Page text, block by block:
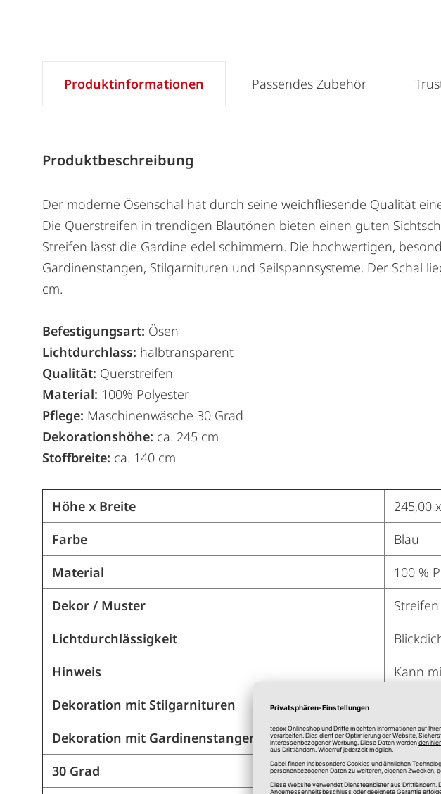
Produktinformationen
Produktbeschreibung
Der moderne Ösenschal hat durch seine weichfliesende Qualität
Die Querstreifen in trendigen Blautönen bieten einen guten
Streifen lässt die Gardine edel schimmern. Die hochwertigen,
Gardinenstangen, Stilgarnituren und Seilspannsysteme. Der Schal
cm.
Befestigungsart: Ösen
Lichtdurchlass: halbtransparent
Qualität: Querstreifen
Material: 100% Polyester
Pflege: Maschinenwäsche 30 Grad
Dekorationshöhe: ca. 245 cm
Stoffbreite: ca. 140 cm
Höhe x Breite
245,00
Farbe
Blau
Material
100 %
Dekor / Muster
Streifen
Lichtdurchlässigkeit
Hinweis
Kann
Dekoration mit Stilgarnituren
Dekoration mit Gardinenstangen
Ja
30 Grad
Ja
Passendes Zubehör